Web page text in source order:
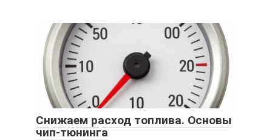
Снижаем расход топлива. Основы
чип-тюнинга